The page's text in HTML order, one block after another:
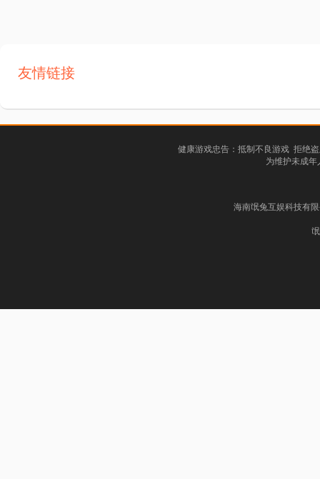
友情链接
健康游戏忠告：抵制不良游戏 拒绝
为维护未成
海南氓兔互娱科技有